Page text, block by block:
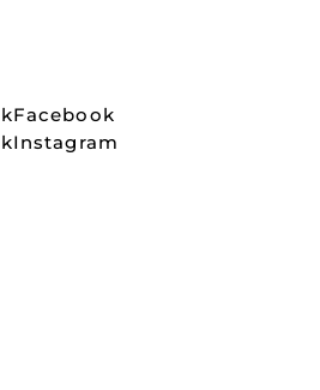
Facebook
Instagram